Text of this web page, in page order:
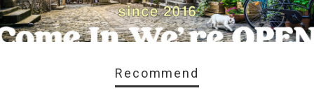
Recommend